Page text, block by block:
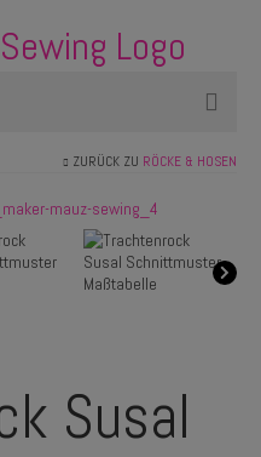
ZURÜCK ZU RÖCKE & HOSEN
Susal